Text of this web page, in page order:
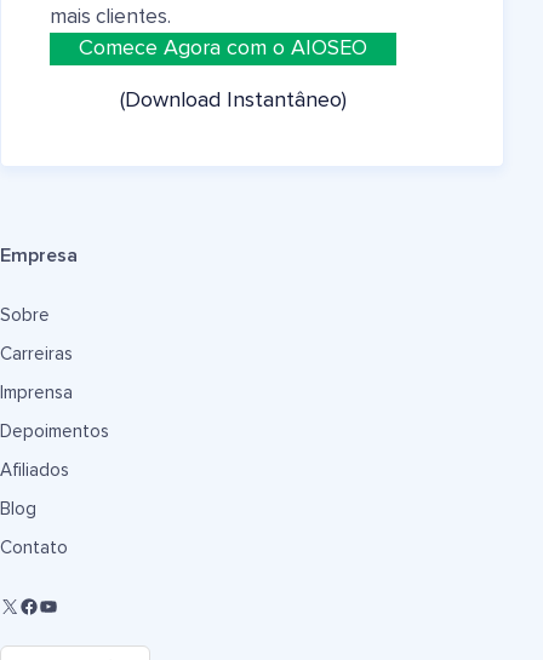
mais clientes.
Comece Agora com o AIOSEO
(Download Instantâneo)
Empresa
Sobre
Carreiras
Imprensa
Depoimentos
Afiliados
Blog
Contato